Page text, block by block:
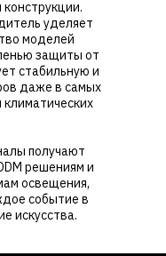
конструкции.
уделяет
моделей
защиты от
стабильную и
даже в самых
получают
решениям и
освещения,
событие в
искусства.